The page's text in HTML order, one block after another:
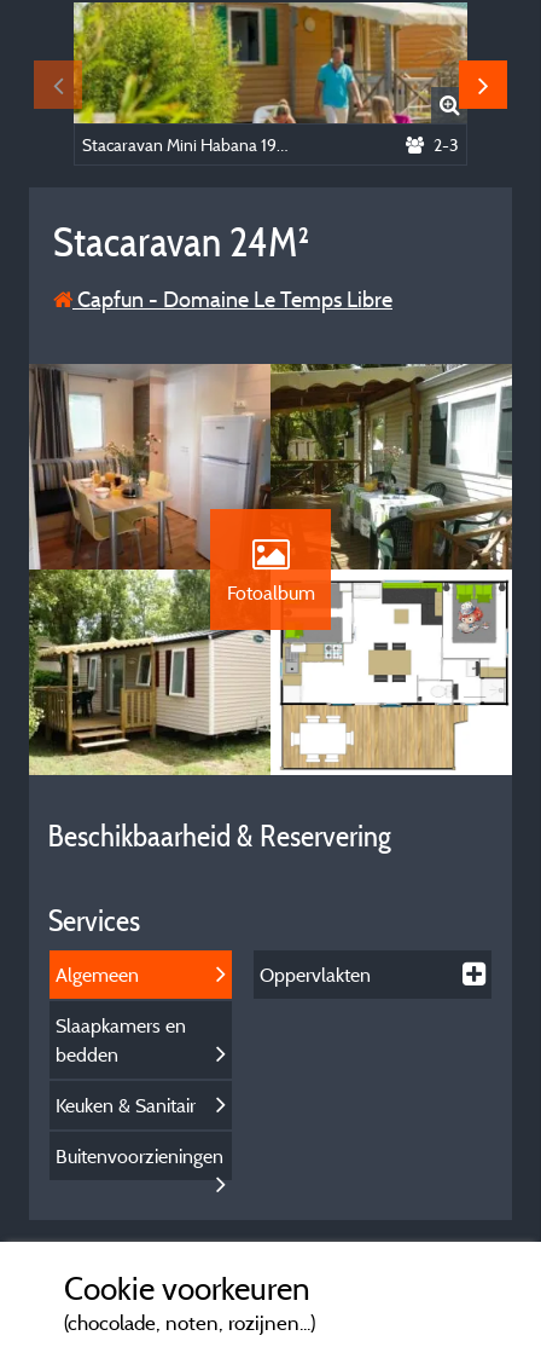
2-3
Stacaravan 24M²
Capfun - Domaine Le Temps Libre
Fotoalbum
Beschikbaarheid & Reservering
Services
Algemeen
Slaapkamers en
bedden
Keuken & Sanitair
Buitenvoorzieningen
Oppervlakten
Cookie voorkeuren
(chocolade, noten, rozijnen...)